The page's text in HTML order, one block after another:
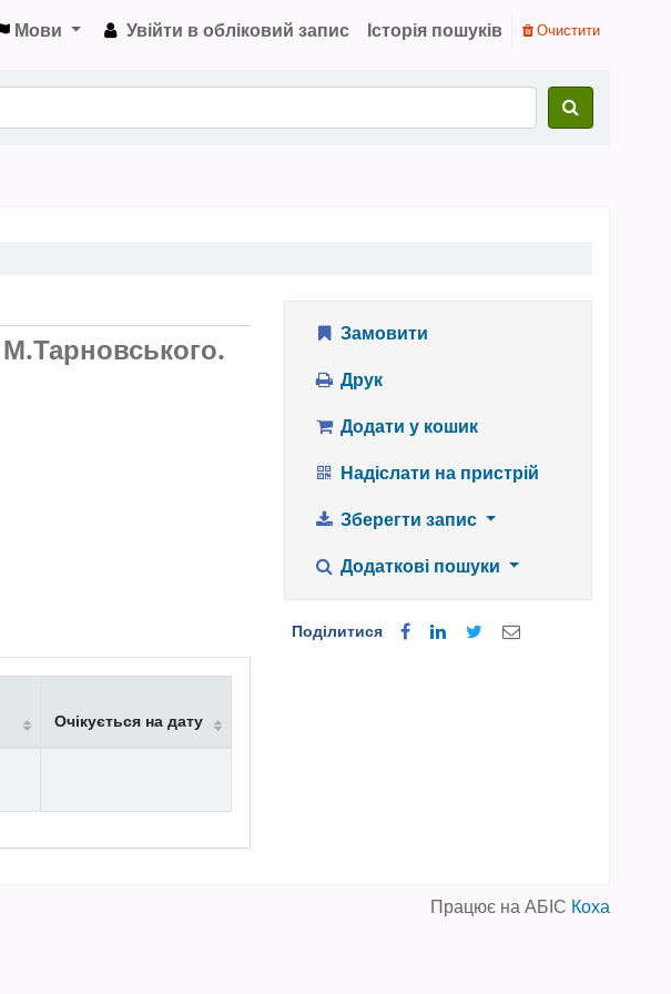
Мови Увійти в обліковий запис Історія пошуків Очистити
Очікується на дату
Замовити
Друк
Додати у кошик
Надіслати на пристрій
Зберегти запис
Додаткові пошуки
Поділитися
Працює на АБІС Коха